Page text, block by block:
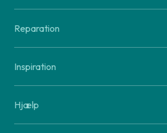
Reparation
Inspiration
Hjælp